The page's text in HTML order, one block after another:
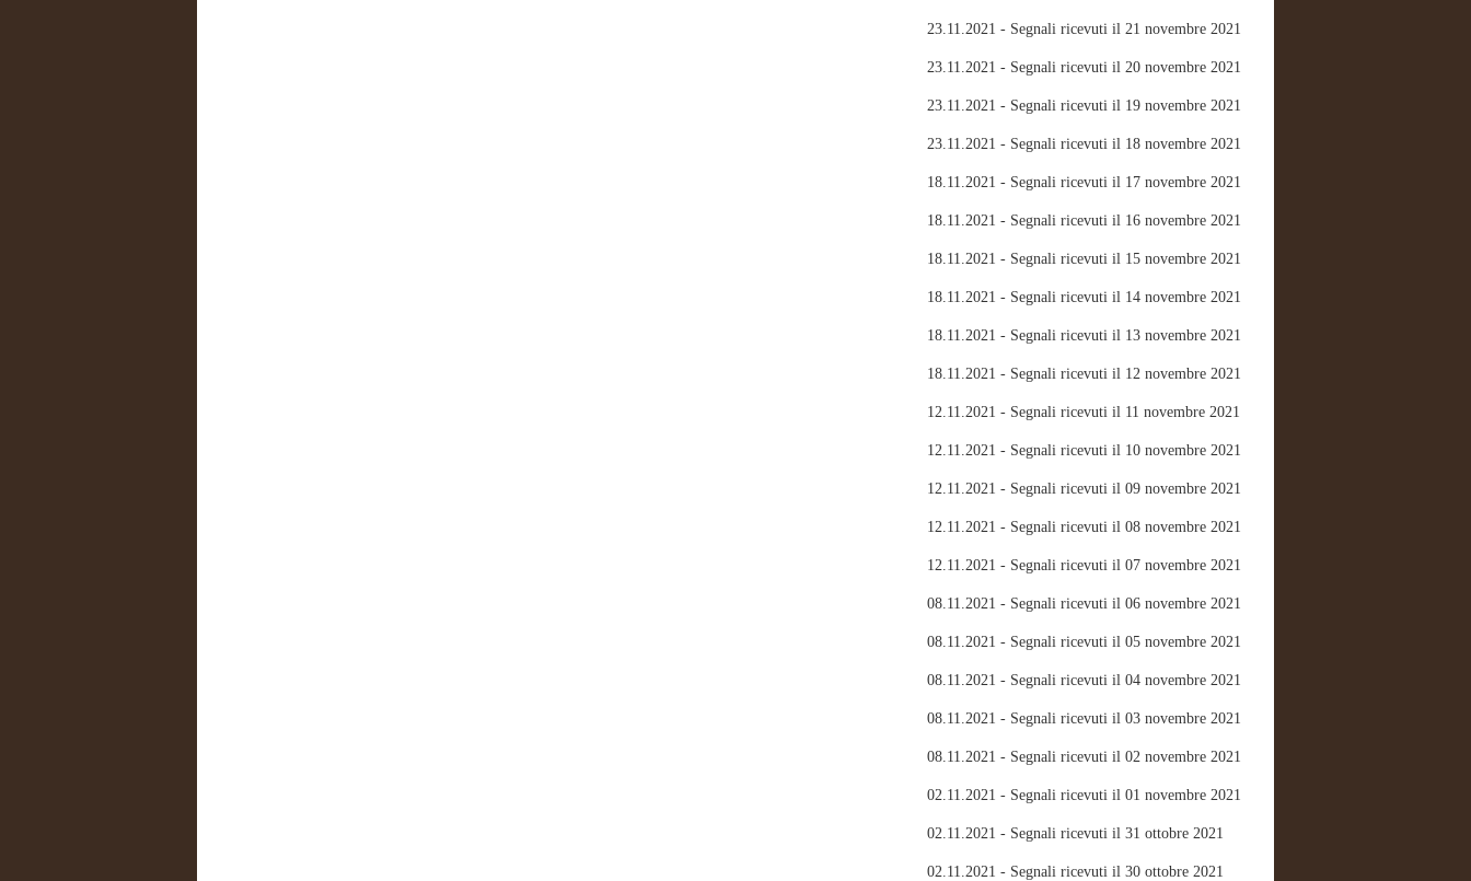
23.11.2021 - Segnali ricevuti il 21 novembre 2021
23.11.2021 - Segnali ricevuti il 20 novembre 2021
23.11.2021 - Segnali ricevuti il 19 novembre 2021
23.11.2021 - Segnali ricevuti il 18 novembre 2021
18.11.2021 - Segnali ricevuti il 17 novembre 2021
18.11.2021 - Segnali ricevuti il 16 novembre 2021
18.11.2021 - Segnali ricevuti il 15 novembre 2021
18.11.2021 - Segnali ricevuti il 14 novembre 2021
18.11.2021 - Segnali ricevuti il 13 novembre 2021
18.11.2021 - Segnali ricevuti il 12 novembre 2021
12.11.2021 - Segnali ricevuti il 11 novembre 2021
12.11.2021 - Segnali ricevuti il 10 novembre 2021
12.11.2021 - Segnali ricevuti il 09 novembre 2021
12.11.2021 - Segnali ricevuti il 08 novembre 2021
12.11.2021 - Segnali ricevuti il 07 novembre 2021
08.11.2021 - Segnali ricevuti il 06 novembre 2021
08.11.2021 - Segnali ricevuti il 05 novembre 2021
08.11.2021 - Segnali ricevuti il 04 novembre 2021
08.11.2021 - Segnali ricevuti il 03 novembre 2021
08.11.2021 - Segnali ricevuti il 02 novembre 2021
02.11.2021 - Segnali ricevuti il 01 novembre 2021
02.11.2021 - Segnali ricevuti il 31 ottobre 2021
02.11.2021 - Segnali ricevuti il 30 ottobre 2021